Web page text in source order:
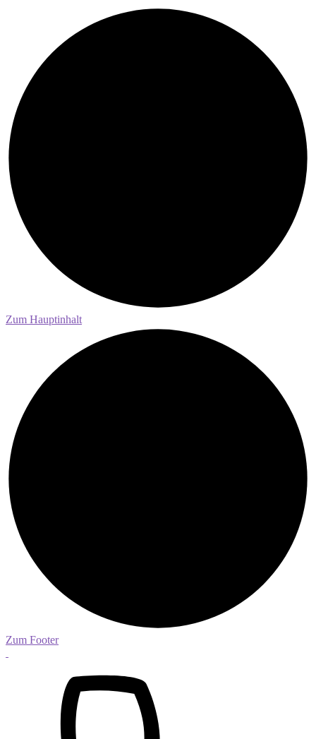
Zum Hauptinhalt
Zum Footer